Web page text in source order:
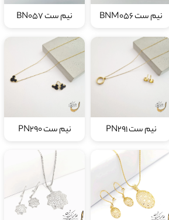
نیم ست BNM056 نیم ست BN057
نیم ست PN291 نیم ست PN290